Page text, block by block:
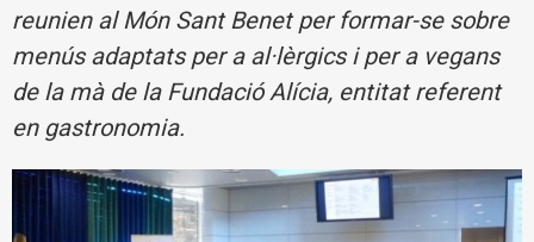
reunien al Món Sant Benet per formar-se sobre
menús adaptats per a al·lèrgics i per a vegans
de la mà de la Fundació Alícia, entitat referent
en gastronomia.